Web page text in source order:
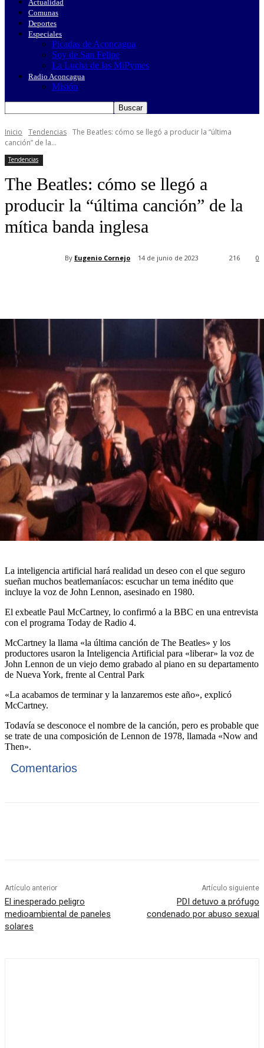
Actualidad
Comunas
Deportes
Especiales
Picadas de Aconcagua
Soy de San Felipe
La Lucha de las MiPymes
Radio Aconcagua
Misión
Inicio Tendencias The Beatles: cómo se llegó a producir la “última
canción” de la...
Tendencias
The Beatles: cómo se llegó a
producir la “última canción” de la
mítica banda inglesa
By Eugenio Cornejo 14 de junio de 2023 0
216
La inteligencia artificial hará realidad un deseo con el que seguro
sueñan muchos beatlemaníacos: escuchar un tema inédito que
incluye la voz de John Lennon, asesinado en 1980.
El exbeatle Paul McCartney, lo confirmó a la BBC en una entrevista
con el programa Today de Radio 4.
McCartney la llama «la última canción de The Beatles» y los
productores usaron la Inteligencia Artificial para «liberar» la voz de
John Lennon de un viejo demo grabado al piano en su departamento
de Nueva York, frente al Central Park
«La acabamos de terminar y la lanzaremos este año», explicó
McCartney.
Todavía se desconoce el nombre de la canción, pero es probable que
se trate de una composición de Lennon de 1978, llamada «Now and
Then».
Comentarios
Artículo anterior
El inesperado peligro
medioambiental de paneles
solares
Artículo siguiente
PDI detuvo a prófugo
condenado por abuso sexual